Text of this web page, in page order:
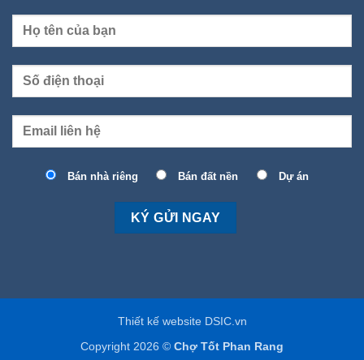
Bán nhà riêng Bán đất nền Dự án
Thiết kế website DSIC.vn
Copyright 2026 © Chợ Tốt Phan Rang